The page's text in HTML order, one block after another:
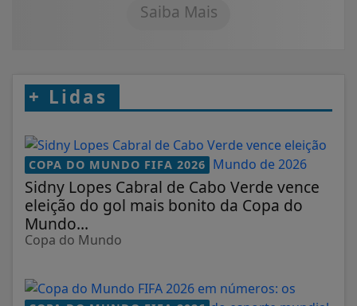
Saiba Mais
+ Lidas
COPA DO MUNDO FIFA 2026
Sidny Lopes Cabral de Cabo Verde vence
eleição do gol mais bonito da Copa do
Mundo...
Copa do Mundo